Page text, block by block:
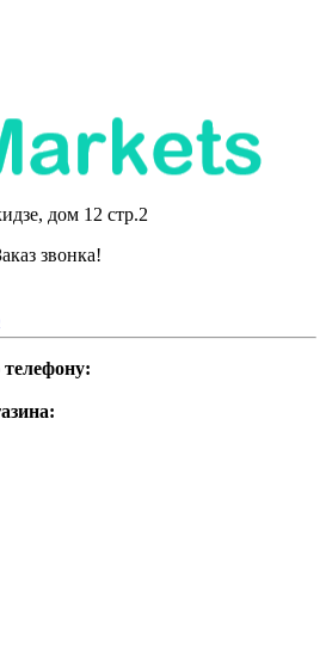
дом 12 стр.2
звонка!